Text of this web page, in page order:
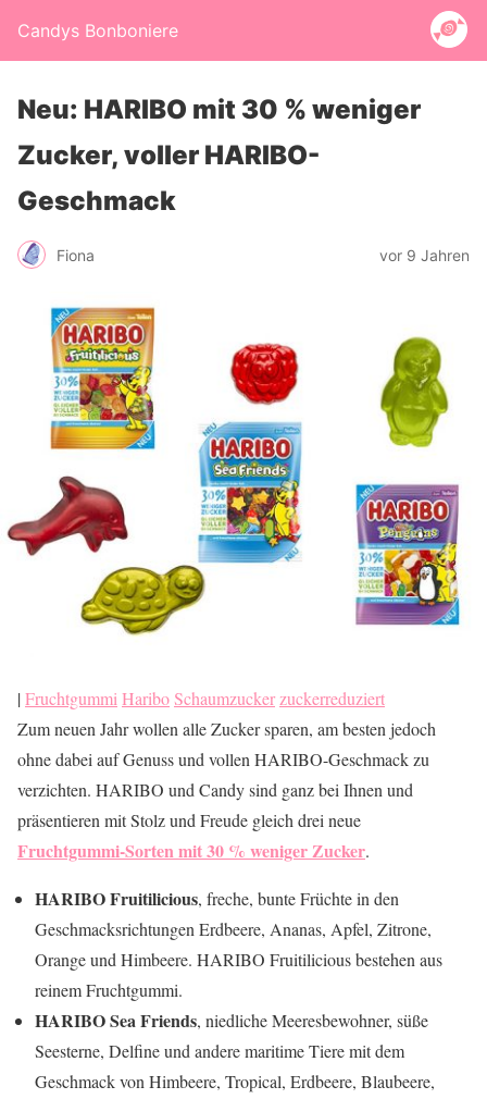
Candys Bonboniere
Neu: HARIBO mit 30 % weniger
Zucker, voller HARIBO-
Geschmack
Fiona vor 9 Jahren
|Fruchtgummi HariboSchaumzucker zuckerreduziert
Zum neuen Jahr wollen alle Zucker sparen, am besten jedoch
ohne dabei auf Genuss und vollen HARIBO-Geschmack zu
verzichten. HARIBO und Candy sind ganz bei Ihnen und
präsentieren mit Stolz und Freude gleich drei neue
Fruchtgummi-Sorten mit 30 % weniger Zucker.
HARIBO Fruitilicious, freche, bunte Früchte in den
Geschmacksrichtungen Erdbeere, Ananas, Apfel, Zitrone,
Orange und Himbeere. HARIBO Fruitilicious bestehen aus
reinem Fruchtgummi.
HARIBO Sea Friends, niedliche Meeresbewohner, süße
Seesterne, Delfine und andere maritime Tiere mit dem
Geschmack von Himbeere, Tropical, Erdbeere, Blaubeere,